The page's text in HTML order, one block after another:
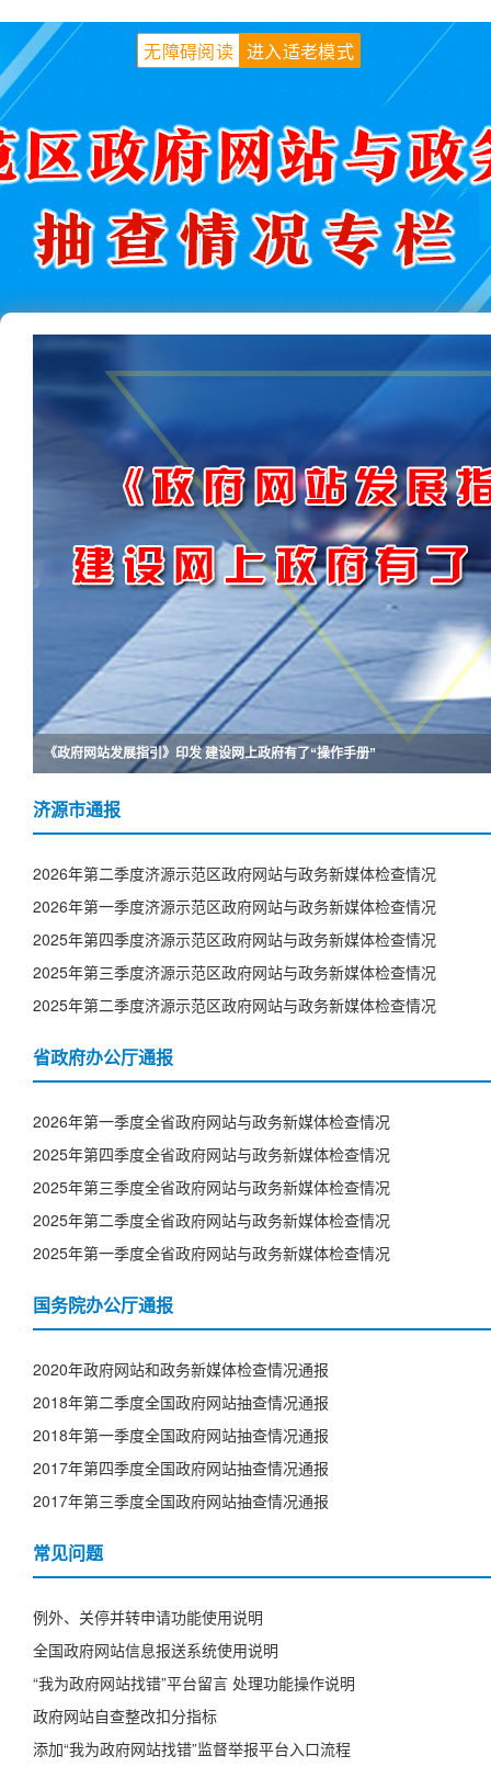
进入适老模式
无障碍阅读
《政府网站发展指引》印发 建设网上政府有了“操作手册”
济源市通报
2026年第二季度济源示范区政府网站与政务新媒体检查情况
2026年第一季度济源示范区政府网站与政务新媒体检查情况
2025年第四季度济源示范区政府网站与政务新媒体检查情况
2025年第三季度济源示范区政府网站与政务新媒体检查情况
2025年第二季度济源示范区政府网站与政务新媒体检查情况
省政府办公厅通报
2026年第一季度全省政府网站与政务新媒体检查情况
2025年第四季度全省政府网站与政务新媒体检查情况
2025年第三季度全省政府网站与政务新媒体检查情况
2025年第二季度全省政府网站与政务新媒体检查情况
2025年第一季度全省政府网站与政务新媒体检查情况
国务院办公厅通报
2020年政府网站和政务新媒体检查情况通报
2018年第二季度全国政府网站抽查情况通报
2018年第一季度全国政府网站抽查情况通报
2017年第四季度全国政府网站抽查情况通报
2017年第三季度全国政府网站抽查情况通报
常见问题
例外、关停并转申请功能使用说明
全国政府网站信息报送系统使用说明
“我为政府网站找错”平台留言 处理功能操作说明
政府网站自查整改扣分指标
添加“我为政府网站找错”监督举报平台入口流程